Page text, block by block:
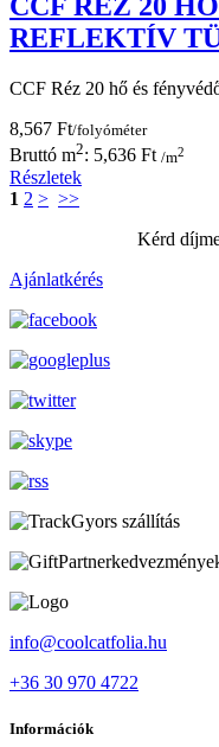
CCF RÉZ 20
REFLEKTÍV
CCF Réz 20 hő és
8,567 Ft/folyóméter
Bruttó m2: 5,636 Ft /m2
Részletek
1 2 > >>
Kérd
Ajánlatkérés
Gyors szállítás
info@coolcatfolia.hu
+36 30 970 4722
Információk